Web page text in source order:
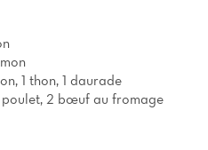
1 thon, 1 daurade
poulet, 2 bœuf au fromage